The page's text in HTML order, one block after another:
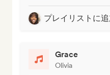
プレイリストに
Grace
Olivia